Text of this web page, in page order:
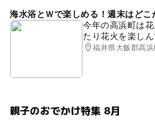
海水浴とＷで楽しめる！週末はどこ
今年の高浜町は
たり花火を楽しん
福井県大飯郡高浜
親子のおでかけ特集 8月